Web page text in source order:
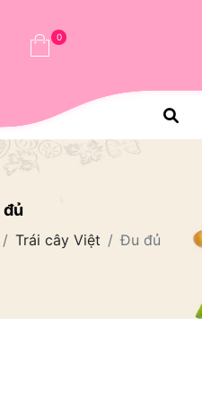
0
Trái cây Việt Đu đủ